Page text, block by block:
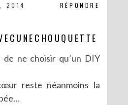
FUSE CREATIVITY SYSTEM DE FISKARS
RÉPONDRE
2014
ne choisir qu’un DIY
reste néanmoins la